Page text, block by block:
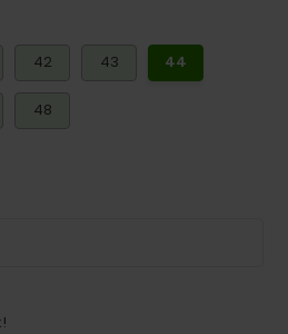
42 43 44
48